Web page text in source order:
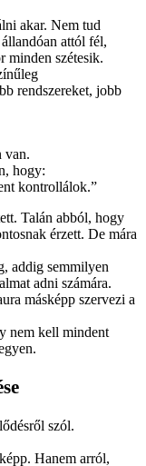
akar. Nem tud
attól fél,
minden szétesik.
rendszereket, jobb
van.
hogy:
kontrollálok.”
Talán abból, hogy
érzett. De mára
addig semmilyen
adni számára.
másképp szervezi a
nem kell mindent
szól.
Hanem arról,